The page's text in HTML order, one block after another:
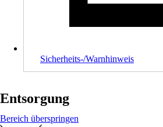
Sicherheits-/Warnhinweis
Entsorgung
Bereich überspringen